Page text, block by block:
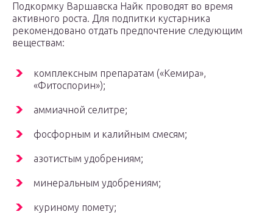
Подкормку Варшавска Найк проводят во время
активного роста. Для подпитки кустарника
рекомендовано отдать предпочтение следующим
веществам:
комплексным препаратам («Кемира»,
«Фитоспорин»);
аммиачной селитре;
фосфорным и калийным смесям;
азотистым удобрениям;
минеральным удобрениям;
куриному помету;